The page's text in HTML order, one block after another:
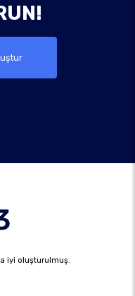
iyi oluşturulmuş.